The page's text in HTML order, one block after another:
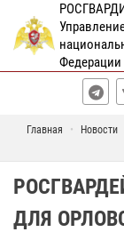
Федерации
Главная Новости
ДЛЯ